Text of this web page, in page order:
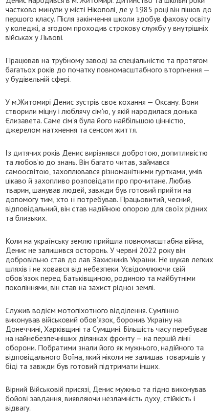
частково минули у місті Нікополі, де у 1985 році він пішов до
першого класу. Після закінчення школи здобув фахову освіту
у коледжі, а згодом проходив строкову службу у внутрішніх
військах у Львові.
Працював на трубному заводі за спеціальністю та протягом
багатьох років до початку повномасштабного вторгнення —
у будівельній сфері.
У м.Житомирі Денис зустрів своє кохання — Оксану. Вони
створили міцну і люблячу сім'ю, у якій народилася донька
Єлизавета. Саме сім’я була його найбільшою цінністю,
джерелом натхнення та сенсом життя.
Із дитячих років Денис вирізнявся добротою, допитливістю
та любов’ю до знань. Він багато читав, займався
самоосвітою, захоплювався різноманітними гуртками, умів
цікаво й захопливо розповідати про прочитане. Любив
тварин, шанував людей, завжди був готовий прийти на
допомогу тим, хто її потребував. Працьовитий, чесний,
відповідальний, він став надійною опорою для своїх рідних
та близьких.
Коли на українську землю прийшла повномасштабна війна,
Денис не залишився осторонь. У червні 2022 року він
добровільно став до лав Захисників України. Не шукав легких
шляхів і не ховався від небезпеки. Усвідомлюючи свій
обов’язок перед Батьківщиною, родиною та майбутніми
поколіннями, він став на захист рідної землі.
Служив водієм мотопіхотного відділення. Сумлінно
виконував військовий обов’язок, боронив Україну на
Донеччині, Харківщині та Сумщині. Більшість часу перебував
на найнебезпечніших ділянках фронту — на першій лінії
оборони. Побратими знали його як мужнього, надійного та
відповідального Воїна, який ніколи не залишав товаришів у
біді та завжди був готовий підтримати інших.
Вірний Військовій присязі, Денис мужньо та гідно виконував
бойові завдання, виявляючи незламність духу, стійкість і
відвагу.